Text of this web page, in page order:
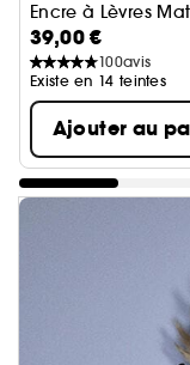
Encre à Lèvres
39,00 €
100avis
Existe en 14 teintes
Ajouter au